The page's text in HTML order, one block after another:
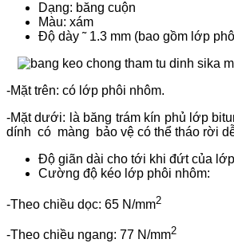
Dạng: băng cuộn
Màu: xám
Độ dày ˜ 1.3 mm (bao gồm lớp
-Mặt trên: có lớp phôi nhôm.
-Mặt dưới: là băng trám kín phủ lớp
dính có màng bảo vệ có thể tháo rời
Độ giãn dài cho tới khi đứt của
Cường độ kéo lớp phôi nhôm:
-Theo chiều dọc: 65 N/mm2
-Theo chiều ngang: 77 N/mm2